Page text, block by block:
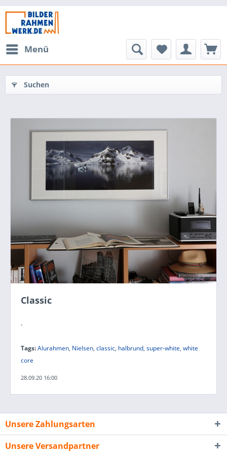
Menü
Suchen
Classic
.
Tags:Alurahmen, Nielsen, classic, halbrund, super-white, white
core
28.09.20 16:00
Unsere Zahlungsarten
Unsere Versandpartner